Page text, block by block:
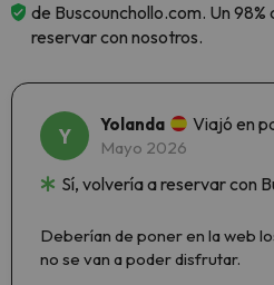
de Buscounchollo.com. Un
reservar con nosotros.